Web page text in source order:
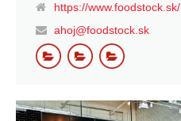
https://www.foodstock.sk/
ahoj@foodstock.sk